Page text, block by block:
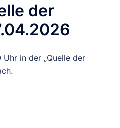
der
in der „Quelle der